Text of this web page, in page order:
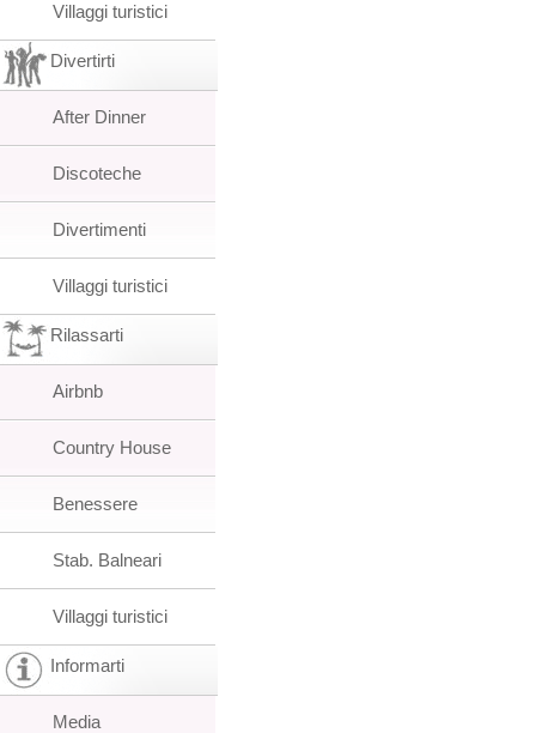
Villaggi turistici
Divertirti
After Dinner
Discoteche
Divertimenti
Villaggi turistici
Rilassarti
Airbnb
Country House
Benessere
Stab. Balneari
Villaggi turistici
Informarti
Media